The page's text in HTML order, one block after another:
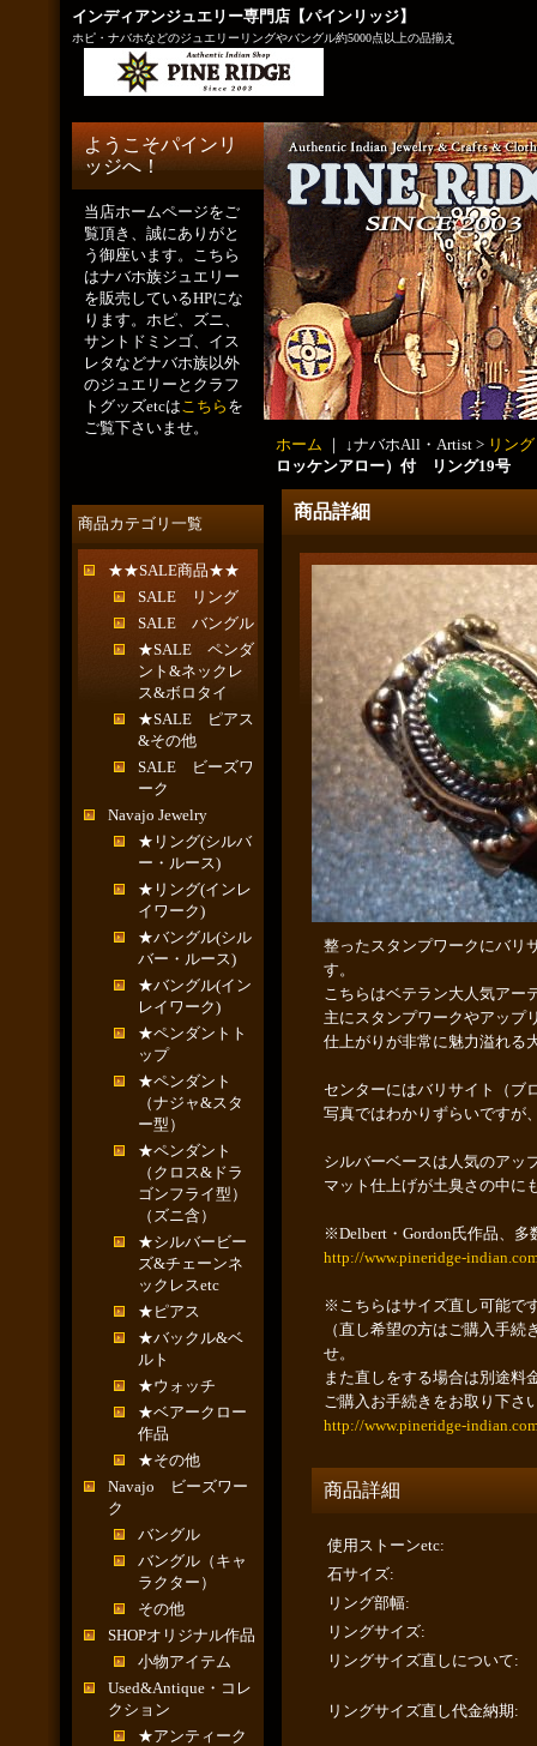
インディアンジュエリー専門店【パインリッジ】
ホピ・ナバホなどのジュエリーリングやバングル約5000点以上の品揃え
ようこそパインリ
ッジへ！
当店ホームページをご
覧頂き、誠にありがと
う御座います。こちら
はナバホ族ジュエリー
を販売しているHPにな
ります。ホピ、ズニ、
サントドミンゴ、イス
レタなどナバホ族以外
のジュエリーとクラフ
トグッズetcはこちら を
ご覧下さいませ。
商品カテゴリ一覧
★★SALE商品★★
SALE リング
SALE バングル
★SALE ペンダ
ント&ネックレ
ス&ボロタイ
★SALE ピアス
&その他
SALE ビーズワ
ーク
Navajo Jewelry
★リング(シルバ
ー・ルース)
★リング(インレ
イワーク)
★バングル(シル
バー・ルース)
★バングル(イン
レイワーク)
★ペンダントト
ップ
★ペンダント
（ナジャ&スタ
ー型）
★ペンダント
（クロス&ドラ
ゴンフライ型）
（ズニ含）
★シルバービー
ズ&チェーンネ
ックレスetc
★ピアス
★バックル&ベ
ルト
★ウォッチ
★ベアークロー
作品
★その他
Navajo ビーズワー
ク
バングル
バングル（キャ
ラクター）
その他
SHOPオリジナル作品
小物アイテム
Used&Antique・コレ
クション
★アンティーク
ホーム ｜ ↓ナバホAll・Artist > リング
ロッケンアロー）付 リング19号
商品詳細
整ったスタンプワークにバリ
す。
こちらはベテラン大人気アー
主にスタンプワークやアップ
仕上がりが非常に魅力溢れる
センターにはバリサイト（ブ
写真ではわかりずらいですが
シルバーベースは人気のアッ
マット仕上げが土臭さの中に
※Delbert・Gordon氏作品、
http://www.pineridge-
※こちらはサイズ直し可能で
（直し希望の方はご購入手
せ。
また直しをする場合は別途料
ご購入お手続きをお取り下さ
http://www.pineridge-
商品詳細
使用ストーンetc:
石サイズ:
リング部幅:
リングサイズ:
リングサイズ直しについて:
リングサイズ直し代金納期: